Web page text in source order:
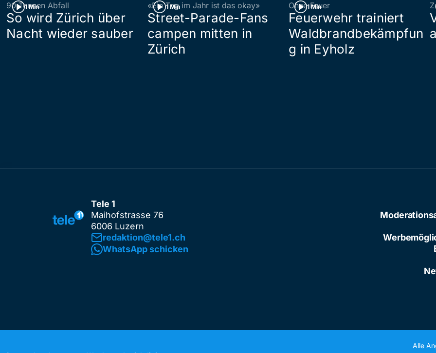
1 Min
90 Tonnen Abfall
So wird Zürich über
Nacht wieder sauber
1 Min
«Ein Tag im Jahr ist das okay»
Street-Parade-Fans
campen mitten in
Zürich
1 Min
Ohne Feuer
Feuerwehr trainiert
Waldbrandbekämpfun
g in Eyholz
Tele 1
Maihofstrasse 76
6006 Luzern
redaktion@tele1.ch
WhatsApp schicken
Alle